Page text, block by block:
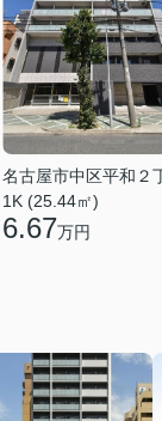
名古屋市中区平和２
1K (25.44㎡)
6.67万円